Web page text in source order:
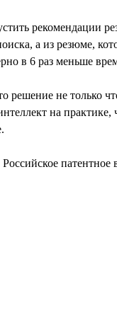
рекомендации
а из резюме,
в 6 раз меньше
решение не только
на практике,
патентное